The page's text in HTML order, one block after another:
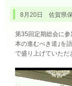
8月20日 佐賀県
第35回定期総会に参
本の進むべき道｣を
で盛り上げていただ